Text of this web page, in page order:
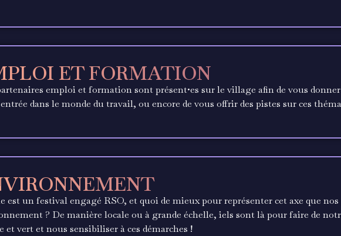
ET FORMATION
emploi et formation sont présent•es sur le village afin de vous
dans le monde du travail, ou encore de vous offrir des pistes sur ces
est un festival engagé RSO, et quoi de mieux pour représenter cet axe que
? De manière locale ou à grande échelle, iels sont là pour faire de
et vert et nous sensibiliser à ces démarches !